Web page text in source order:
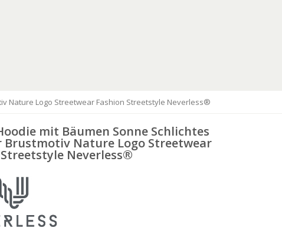
Nature Logo Streetwear Fashion Streetstyle Neverless®
mit Bäumen Sonne Schlichtes
Brustmotiv Nature Logo Streetwear
Neverless®